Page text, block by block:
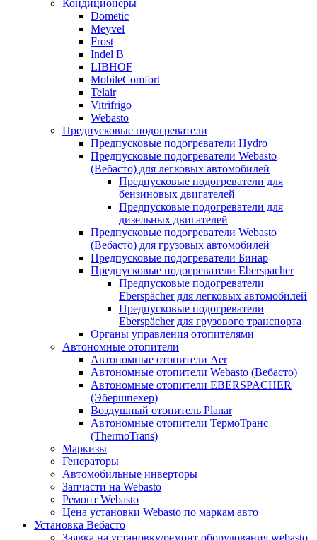
Кондиционеры
Dometic
Meyvel
Frost
Indel B
LIBHOF
MobileComfort
Telair
Vitrifrigo
Webasto
Предпусковые подогреватели
Предпусковые подогреватели Hydro
Предпусковые подогреватели Webasto
(Вебасто) для легковых автомобилей
Предпусковые подогреватели для
бензиновых двигателей
Предпусковые подогреватели для
дизельных двигателей
Предпусковые подогреватели Webasto
(Вебасто) для грузовых автомобилей
Предпусковые подогреватели Бинар
Предпусковые подогреватели Eberspacher
Предпусковые подогреватели
Eberspächer для легковых автомобилей
Предпусковые подогреватели
Eberspächer для грузового транспорта
Органы управления отопителями
Автономные отопители
Автономные отопители Аer
Автономные отопители Webasto (Вебасто)
Автономные отопители EBERSPACHER
(Эбершпехер)
Воздушный отопитель Planar
Автономные отопители ТермоТранс
(ThermoTrans)
Маркизы
Генераторы
Автомобильные инверторы
Запчасти на Webasto
Ремонт Webasto
Цена установки Webasto по маркам авто
Установка Вебасто
Заявка на установку/ремонт оборудования webasto